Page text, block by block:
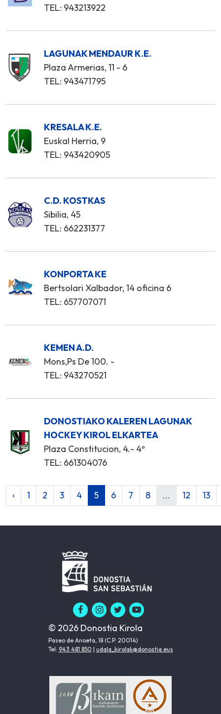
TEL: 943213922
LAGUNAK MENDAUR K.E.
Plaza Armerias, 11 - 6
TEL: 943471795
KRESALA K.E.
Euskal Herria, 9
TEL: 943420905
C.D. KOSTKAS
Sibilia, 45
TEL: 662231377
KONPORTA KE
Bertsolari Xalbador, 14 oficina 6
TEL: 657707071
KEMEN A.D.
Mons,Ps De 100. -
TEL: 943270521
DONOSTIAKO KALEREN LAGUNAK
HOCKEY KIROL ELKARTEA
Plaza Constitucion, 4.- 4º
TEL: 661304076
‹ 1 2 3 4 5 6 7 8 ... 12 13
© 2026 Donostia Kirola
Paseo de Anoeta, 18 (C.P. 20014)
Tel: 943 481 850 | udala_kirolak@donostia.eus